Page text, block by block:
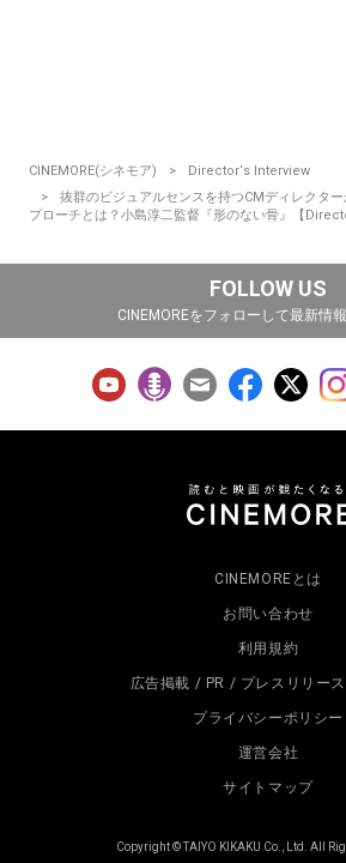
CINEMORE(シネモア)
Director‘s Interview
抜群のビジュアルセンスを持つCMディレクタ
プローチとは？小島淳二監督『形のない骨』【
FOLLOW US
CINEMOREをフォローして最新情
CINEMOREとは
お問い合わせ
利用規約
広告掲載 / PR / プレスリリー
プライバシーポリシー
運営会社
サイトマップ
Copyright © TAIYO KIKAKU Co., Ltd. All